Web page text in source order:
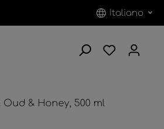
Italiano
& Honey, 500 ml